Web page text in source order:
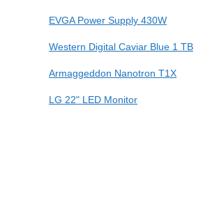
EVGA Power Supply 430W
Western Digital Caviar Blue 1 TB
Armaggeddon Nanotron T1X
LG 22" LED Monitor